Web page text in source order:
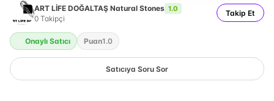
ART LİFE DOĞALTAŞ Natural Stones 1.0
0 Takipçi
Takip Et
Onaylı Satıcı Puan1.0
Satıcıya Soru Sor